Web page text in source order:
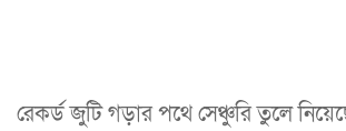
রেকর্ড জুটি গড়ার পথে সেঞ্চুরি তুলে